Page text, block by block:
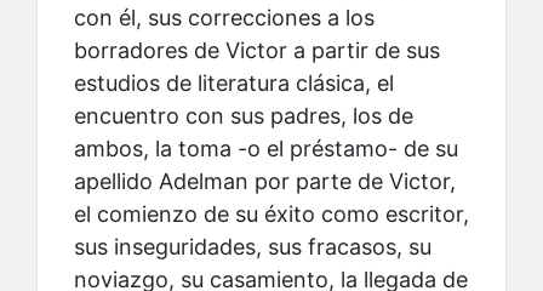
con él, sus correcciones a los
borradores de Victor a partir de sus
estudios de literatura clásica, el
encuentro con sus padres, los de
ambos, la toma -o el préstamo- de su
apellido Adelman por parte de Victor,
el comienzo de su éxito como escritor,
sus inseguridades, sus fracasos, su
noviazgo, su casamiento, la llegada de